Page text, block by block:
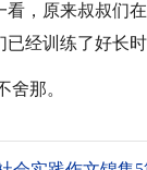
看，原来叔叔们
经训练了好长时
舍那。